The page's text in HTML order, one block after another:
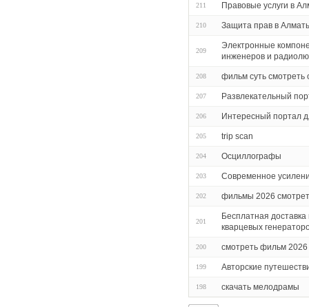
211 Правовые услуги в
210 Защита прав в
209
Электронные
инженеров и
208 фильм суть смотреть
207 Развлекательный
206 Интересный портал
205 trip scan
204 Осциллографы
203 Современное
202 фильмы 2026
201
Бесплатная
кварцевых
200 смотреть фильм 2026
199 Авторские
198 скачать мелодрамы